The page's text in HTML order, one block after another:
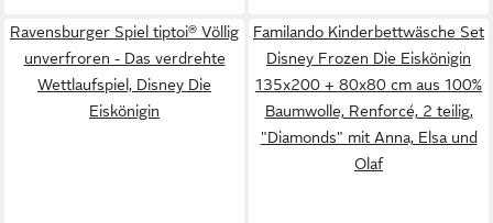
Ravensburger Spiel tiptoi® Völlig
unverfroren - Das verdrehte
Wettlaufspiel, Disney Die
Eiskönigin
Familando Kinderbettwäsche Set
Disney Frozen Die Eiskönigin
135x200 + 80x80 cm aus 100%
Baumwolle, Renforcé, 2 teilig,
"Diamonds" mit Anna, Elsa und
Olaf